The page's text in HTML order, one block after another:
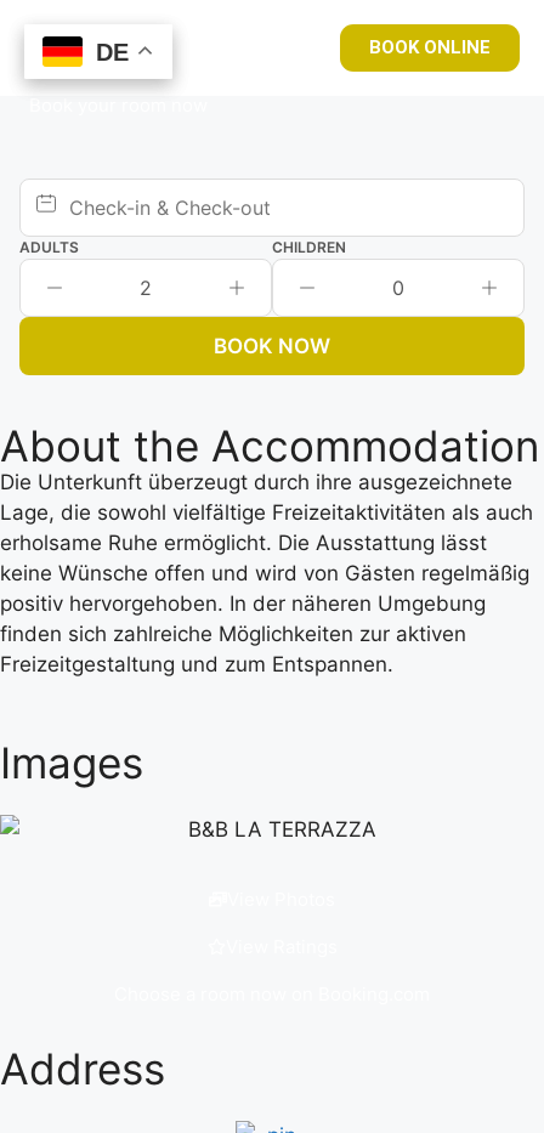
BOOK ONLINE
ADULTS
2
CHILDREN
0
BOOK NOW
About the Accommodation
Die Unterkunft überzeugt durch ihre ausgezeichnete
Lage, die sowohl vielfältige Freizeitaktivitäten als auch
erholsame Ruhe ermöglicht. Die Ausstattung lässt
keine Wünsche offen und wird von Gästen regelmäßig
positiv hervorgehoben. In der näheren Umgebung
finden sich zahlreiche Möglichkeiten zur aktiven
Freizeitgestaltung und zum Entspannen.
Images
Address
DE
DE